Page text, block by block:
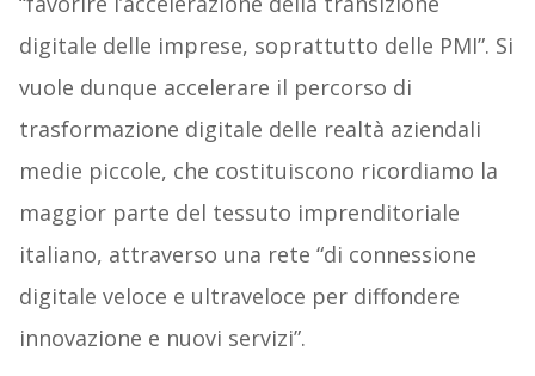
digitale delle imprese, soprattutto delle PMI”. Si
vuole dunque accelerare il percorso di
trasformazione digitale delle realtà aziendali
medie piccole, che costituiscono ricordiamo la
maggior parte del tessuto imprenditoriale
italiano, attraverso una rete “di connessione
digitale veloce e ultraveloce per diffondere
innovazione e nuovi servizi”.